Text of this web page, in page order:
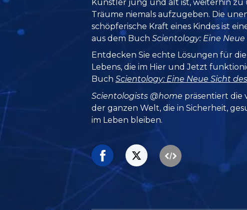
Künstler jung und alt ist, weiterhin zu
Träume niemals aufzugeben. Die
schöpferische Kraft eines Kindes ist
aus dem BuchScientology: Eine
Entdecken Sie echte Lösungen für
Lebens, die im Hier und Jetzt
BuchScientology: Eine Neue Sicht
Scientologists @home präsentiert die
der ganzen Welt, die in Sicherheit,
im Leben bleiben.